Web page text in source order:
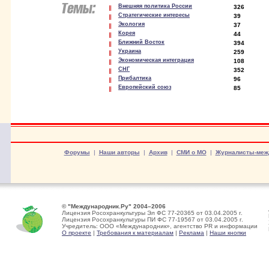
Внешняя политика России 326
Стратегические интересы 39
Экология 37
Корея 44
Ближний Восток 394
Украина 259
Экономическая интеграция 108
СНГ 352
Прибалтика 96
Европейский союз 85
Форумы | Наши авторы | Архив| СМИ о МО| Журналисты-
© "Международник.Ру" 2004–2006
Лицензия Росохранкультуры Эл ФС 77-20365 от 03.04.2005 г.
Лицензия Росохранкультуры ПИ ФС 77-19567 от 03.04.2005 г.
Учредитель: ООО «Международник», агентство PR и информации
О проекте | Требования к материалам | Реклама | Наши кнопки